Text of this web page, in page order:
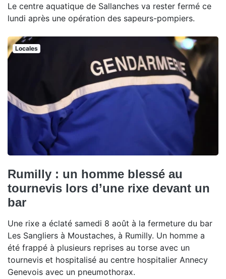
Le centre aquatique de Sallanches va rester fermé ce
lundi après une opération des sapeurs-pompiers.
Locales
Rumilly : un homme blessé au
tournevis lors d’une rixe devant un
bar
Une rixe a éclaté samedi 8 août à la fermeture du bar
Les Sangliers à Moustaches, à Rumilly. Un homme a
été frappé à plusieurs reprises au torse avec un
tournevis et hospitalisé au centre hospitalier Annecy
Genevois avec un pneumothorax.